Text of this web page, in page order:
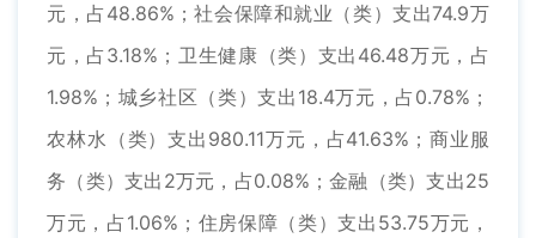
元，占48.86%；社会保障和就业（类）支出74.9万
元，占3.18%；卫生健康（类）支出46.48万元，占
1.98%；城乡社区（类）支出18.4万元，占0.78%；
农林水（类）支出980.11万元，占41.63%；商业服
务（类）支出2万元，占0.08%；金融（类）支出25
万元，占1.06%；住房保障（类）支出53.75万元，